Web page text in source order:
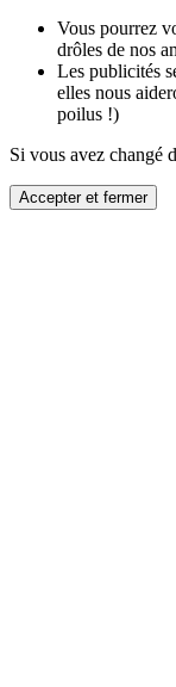
Vous pourrez
drôles de nos
Les publicités
elles nous
poilus !)
Si vous avez changé
Accepter et fermer